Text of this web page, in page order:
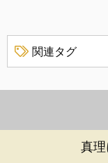
関連タグ
真